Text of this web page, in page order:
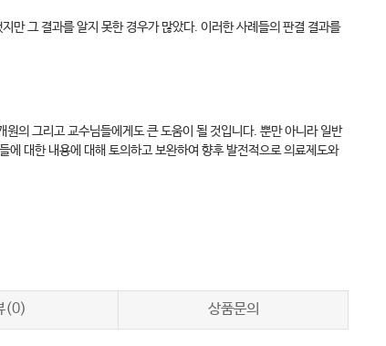
만 그 결과를 알지 못한 경우가 많았다. 이러한 사례들의 판결 결과를
의 그리고 교수님들에게도 큰 도움이 될 것입니다. 뿐만 아니라 일반
대한 내용에 대해 토의하고 보완하여 향후 발전적으로 의료제도와
(0) 상품문의